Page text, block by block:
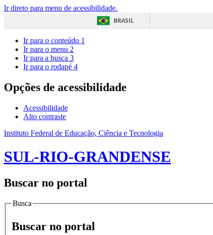
Ir direto para menu de acessibilidade.
BRASIL
Ir para o conteúdo 1
Ir para o menu 2
Ir para a busca 3
Ir para o rodapé 4
Opções de acessibilidade
Acessibilidade
Alto contraste
Instituto Federal de Educação, Ciência e Tecnologia
SUL-RIO-GRANDENSE
Buscar no portal
Busca
Buscar no portal